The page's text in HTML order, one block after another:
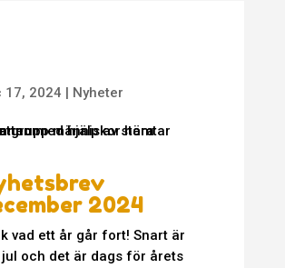
17, 2024 | Nyheter
2024
vad ett år går fort! Snart är
jul och det är dags för årets